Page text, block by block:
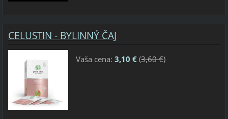
CELUSTIN - BYLINNÝ ČAJ
Vaša cena: 3,10 €(3,60 €)